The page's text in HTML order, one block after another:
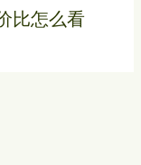
比怎么看